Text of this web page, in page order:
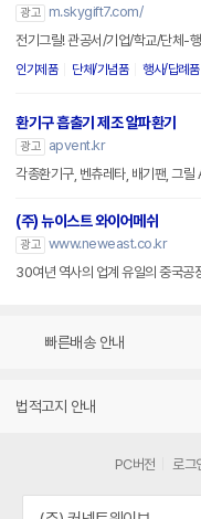
광고
m.skygift7.com/
전기그릴! 관공서/기업/학교/단체-
인기제품 단체/기념품 행사/답례품
환기구 흡출기 제조 알파환기
광고
apvent.kr
각종환기구, 벤츄레타, 배기팬, 그
(주) 뉴이스트 와이어메쉬
광고 www.neweast.co.kr
30여년 역사의 업계 유일의 중국공
빠른배송 안내
법적고지 안내
PC버전 로그